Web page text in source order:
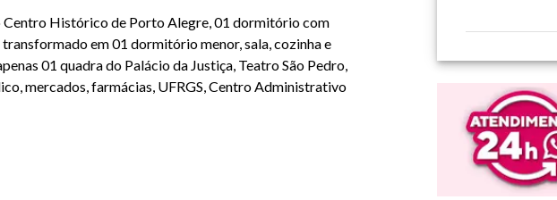
Centro Histórico de Porto Alegre, 01 dormitório com
em 01 dormitório menor, sala, cozinha e
01 quadra do Palácio da Justiça, Teatro São Pedro,
mercados, farmácias, UFRGS, Centro Administrativo